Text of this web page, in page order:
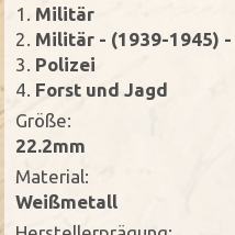
1.
Militär
2. Militär - (1939-1945)
3. Polizei
4. Forst und Jagd
Größe:
22.2mm
Material:
Weißmetall